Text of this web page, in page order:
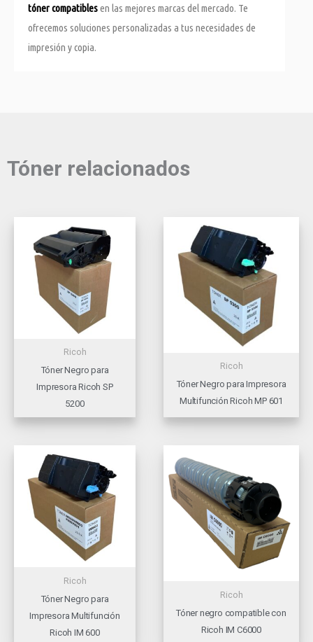
tóner compatiblesen las mejores marcas del mercado. Te
ofrecemos soluciones personalizadas a tus necesidades de
impresión y copia.
Tóner relacionados
Ricoh
Tóner Negro para
Impresora Ricoh SP
5200
Ricoh
Tóner Negro para Impresora
Multifunción Ricoh MP 601
Ricoh
Tóner Negro para
Impresora Multifunción
Ricoh IM 600
Ricoh
Tóner negro compatible con
Ricoh IM C6000